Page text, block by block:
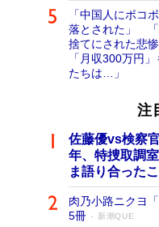
「中国人にボコ
落とされた」
捨てにされた悲
「月収300万円
たちは…」
注
佐藤優vs検察
年、特捜取調
ま語り合った
肉乃小路ニクヨ
5冊
新潮QUE